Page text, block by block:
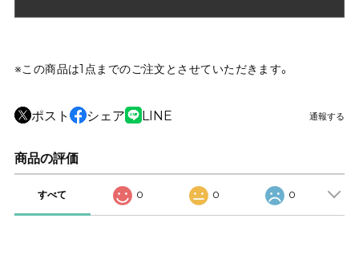
※この商品は1点までのご注文とさせていただきます。
ポスト シェア LINE 通報する
商品の評価
すべて 0 0 0